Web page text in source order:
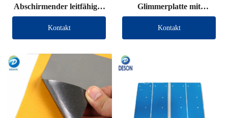
Abschirmender leitfähiger
Stoff, gestanzt
Kontakt
Glimmerplatte mit
Anschlussdraht
Kontakt